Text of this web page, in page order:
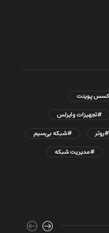
پوینت
#تجهیزات وایرلس
#روتر
#شبکه بی‌سیم
#مدیریت شبکه